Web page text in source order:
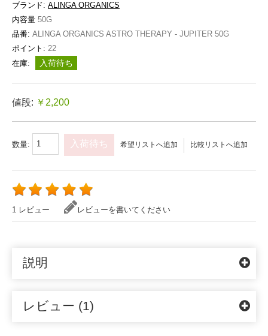
ブランド: ALINGA ORGANICS
内容量 50G
品番: ALINGA ORGANICS ASTRO THERAPY - JUPITER 50G
ポイント: 22
在庫:
入荷待ち
値段: ￥2,200
数量: 入荷待ち 希望リストへ追加 比較リストへ追加
1 レビュー レビューを書いてください
説明
レビュー (1)